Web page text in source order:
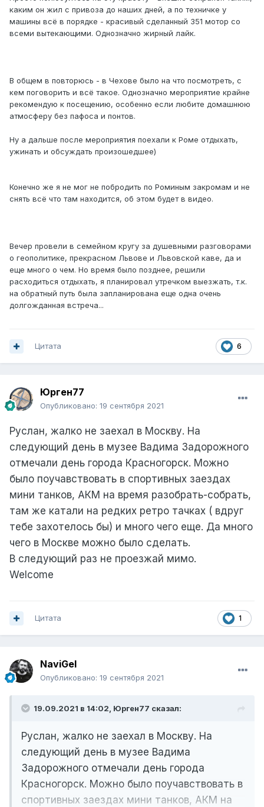
каким он жил с привоза до наших дней, а по техничке у
машины всё в порядке - красивый сделанный 351 мотор со
всеми вытекающими. Однозначно жирный лайк.
В общем в повторюсь - в Чехове было на что посмотреть, с
кем поговорить и всё такое. Однозначно мероприятие крайне
рекомендую к посещению, особенно если любите домашнюю
атмосферу без пафоса и понтов.
Ну а дальше после мероприятия поехали к Роме отдыхать,
ужинать и обсуждать произошедшее)
Конечно же я не мог не побродить по Роминым закромам и не
снять всё что там находится, об этом будет в видео.
Вечер провели в семейном кругу за душевными разговорами
о геополитике, прекрасном Львове и Львовской каве, да и
еще много о чем. Но время было позднее, решили
расходиться отдыхать, я планировал утречком выезжать, т.к.
на обратный путь была запланирована еще одна очень
долгожданная встреча...
6
Цитата
Юрген77
Опубликовано: 19 сентября 2021
Руслан, жалко не заехал в Москву. На
следующий день в музее Вадима Задорожного
отмечали день города Красногорск. Можно
было поучавствовать в спортивных заездах
мини танков, АКМ на время разобрать-собрать,
там же катали на редких ретро тачках ( вдруг
тебе захотелось бы) и много чего еще. Да много
чего в Москве можно было сделать.
В следующий раз не проезжай мимо.
Welcome
1
Цитата
NaviGel
Опубликовано: 19 сентября 2021
19.09.2021 в 14:02, Юрген77 сказал:
Руслан, жалко не заехал в Москву. На
следующий день в музее Вадима
Задорожного отмечали день города
Красногорск. Можно было поучавствовать в
спортивных заездах мини танков, АКМ на